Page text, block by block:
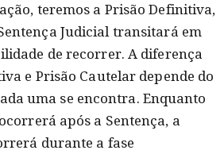
teremos a Prisão Definitiva,
Judicial transitará em
de recorrer. A diferença
e Prisão Cautelar depende do
uma se encontra. Enquanto
após a Sentença, a
durante a fase